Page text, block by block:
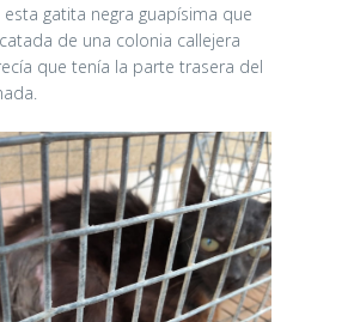
gatita negra guapísima que
de una colonia callejera
que tenía la parte trasera del